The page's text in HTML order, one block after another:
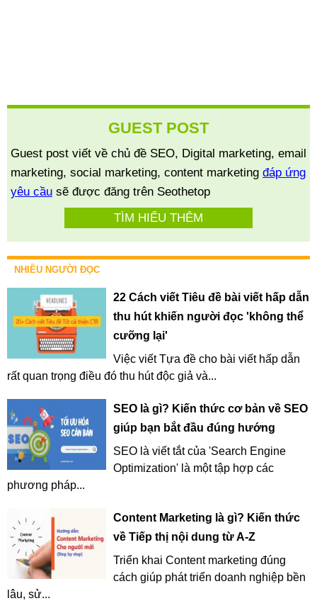
GUEST POST
Guest post viết về chủ đề SEO, Digital marketing, email
marketing, social marketing, content marketing đáp ứng
yêu cầu sẽ được đăng trên Seothetop
TÌM HIỂU THÊM
NHIỀU NGƯỜI ĐỌC
22 Cách viết Tiêu đề bài viết hấp dẫn
thu hút khiến người đọc 'không thể
cưỡng lại'
Việc viết Tựa đề cho bài viết hấp dẫn
rất quan trọng điều đó thu hút độc giả và...
SEO là gì? Kiến thức cơ bản về SEO
giúp bạn bắt đầu đúng hướng
SEO là viết tắt của 'Search Engine
Optimization' là một tập hợp các
phương pháp...
Content Marketing là gì? Kiến thức
về Tiếp thị nội dung từ A-Z
Triển khai Content marketing đúng
cách giúp phát triển doanh nghiệp bền
lâu, sử...